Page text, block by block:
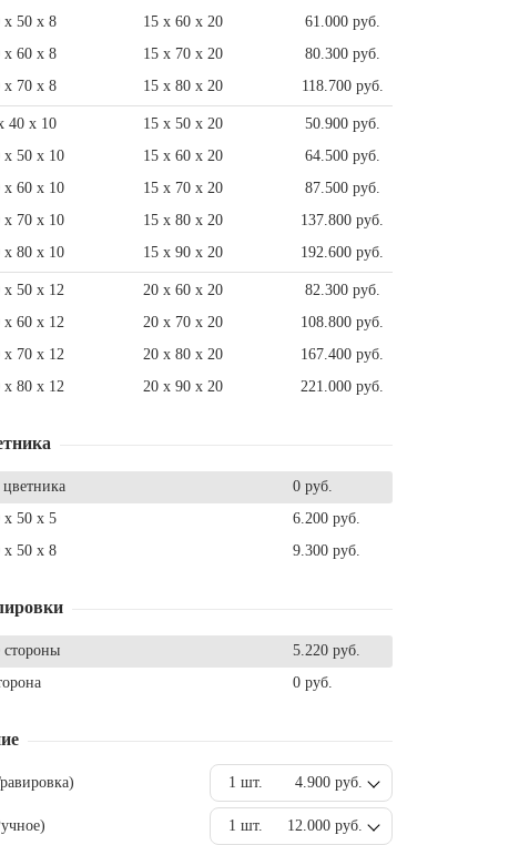
x 50 x 8
15 x 60 x 20
61.000 руб.
x 60 x 8
15 x 70 x 20
80.300 руб.
x 70 x 8
15 x 80 x 20 118.700 руб.
40 x 10 15 x 50 x 20
50.900 руб.
x 50 x 10
15 x 60 x 20
64.500 руб.
x 60 x 10
15 x 70 x 20
87.500 руб.
x 70 x 10
15 x 80 x 20
137.800 руб.
x 80 x 10
15 x 90 x 20 192.600 руб.
x 50 x 12 20 x 60 x 20
82.300 руб.
x 60 x 12
20 x 70 x 20
108.800 руб.
x 70 x 12
20 x 80 x 20
167.400 руб.
x 80 x 12
20 x 90 x 20 221.000 руб.
цветника
0 руб.
x 50 x 5
6.200 руб.
x 50 x 8
9.300 руб.
стороны
5.220 руб.
0 руб.
1 шт. 4.900 руб.
1 шт. 12.000 руб.